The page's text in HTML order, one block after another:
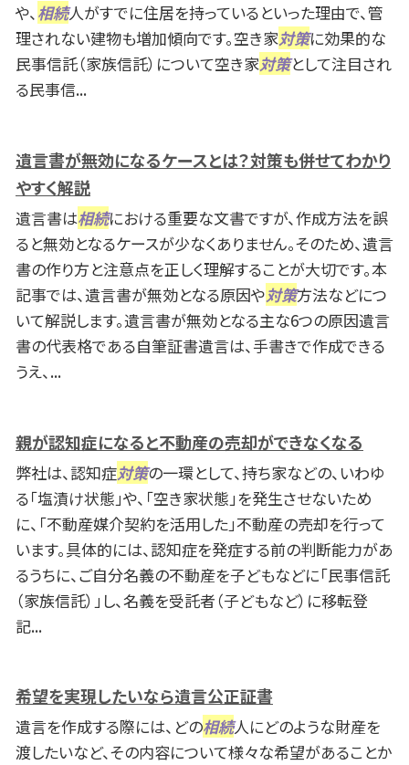
や、相続人がすでに住居を持っているといった理由で、管
理されない建物も増加傾向です。空き家対策に効果的な
民事信託（家族信託）について空き家対策として注目され
る民事信...
遺言書が無効になるケースとは？対策も併せてわかり
やすく解説
遺言書は相続における重要な文書ですが、作成方法を誤
ると無効となるケースが少なくありません。そのため、遺言
書の作り方と注意点を正しく理解することが大切です。本
記事では、遺言書が無効となる原因や対策方法などにつ
いて解説します。遺言書が無効となる主な6つの原因遺言
書の代表格である自筆証書遺言は、手書きで作成できる
うえ、...
親が認知症になると不動産の売却ができなくなる
弊社は、認知症対策の一環として、持ち家などの、いわゆ
る「塩漬け状態」や、「空き家状態」を発生させないため
に、「不動産媒介契約を活用した」不動産の売却を行って
います。具体的には、認知症を発症する前の判断能力があ
るうちに、ご自分名義の不動産を子どもなどに「民事信託
（家族信託）」し、名義を受託者（子どもなど）に移転登
記...
希望を実現したいなら遺言公正証書
遺言を作成する際には、どの相続人にどのような財産を
渡したいなど、その内容について様々な希望があることか